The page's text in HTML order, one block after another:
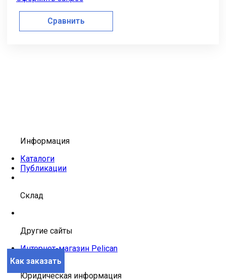
Сравнить
Как заказать
Информация
Каталоги
Публикации
Склад
Другие сайты
Интернет-магазин Pelican
Юридическая информация